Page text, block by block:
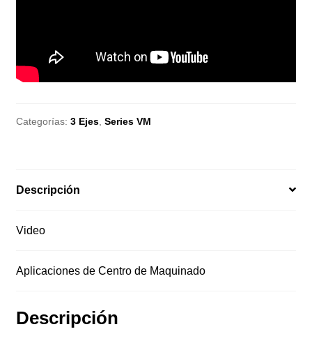
Categorías: 3 Ejes, Series VM
Descripción
Video
Aplicaciones de Centro de Maquinado
Descripción